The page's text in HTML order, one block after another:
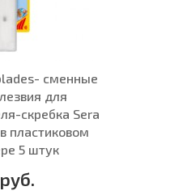
сменные
для
скребка Sera
пластиковом
5 штук